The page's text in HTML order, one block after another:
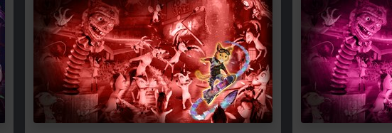
使して、ステージの隅々まで探索し、ゴ
ンロックする収集品を探し出そう！
ろ！ボディ・ホラー、そして見たことも
にしてやろう！
ネルギーが炸裂する、骨までシビれるオ